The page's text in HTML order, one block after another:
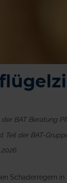
BAT Beratung
Teil der BAT-
Schaderregern